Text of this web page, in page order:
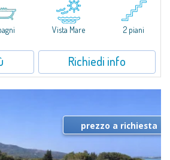
mare su due livelli, nel cuore della Marina di
Sestante, prestigioso complesso residenziale
condominiale, questa proprietà...
Vista Mare 2 piani
Richiedi info
prezzo a richiesta